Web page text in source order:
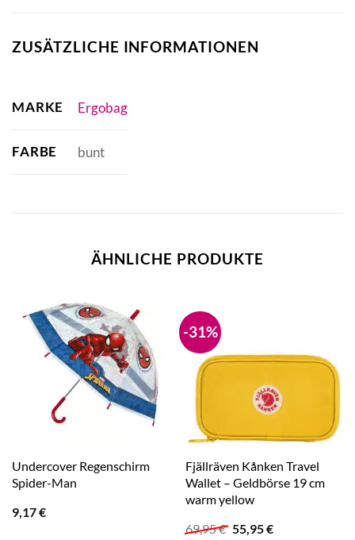
ZUSÄTZLICHE INFORMATIONEN
MARKE Ergobag
FARBE bunt
ÄHNLICHE PRODUKTE
Undercover Regenschirm
Spider-Man
9,17€
-31%
Fjällräven Kånken Travel
Wallet – Geldbörse 19 cm
warm yellow
69,95€ Ursprünglicher
55,95€Aktueller